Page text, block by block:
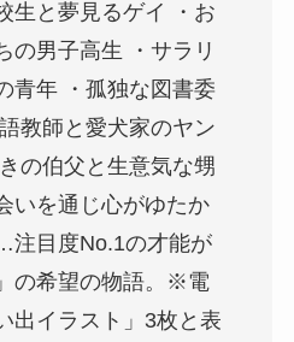
生と夢見るゲイ ・お
の男子高生 ・サラリ
青年 ・孤独な図書委
教師と愛犬家のヤン
の伯父と生意気な甥
いを通じ心がゆたか
注目度No.1の才能が
の希望の物語。※電
出イラスト」3枚と表